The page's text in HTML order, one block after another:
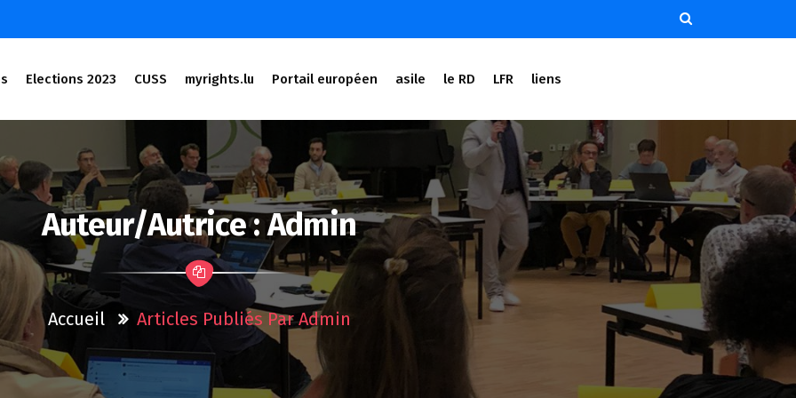
Elections 2023 CUSS myrights.lu Portail européen asile le RD LFR liens
Auteur/autrice : Admin
Accueil Articles Publiés Par Admin